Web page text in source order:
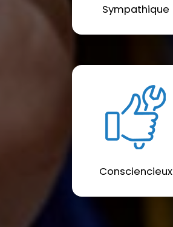
Sympathique
Consciencieux